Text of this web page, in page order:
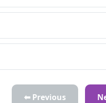
⬅ Previous